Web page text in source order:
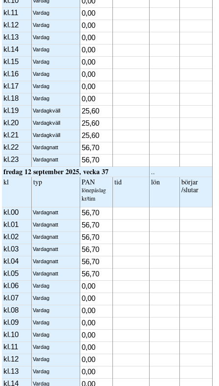
kl.11
Vardag
0,00
kl.12
Vardag
0,00
kl.13
Vardag
0,00
kl.14
Vardag
0,00
kl.15
Vardag
0,00
kl.16
Vardag
0,00
kl.17
Vardag
0,00
kl.18
Vardag
0,00
kl.19
Vardagkväll
25,60
kl.20
Vardagkväll
25,60
kl.21
Vardagkväll
25,60
kl.22
Vardagnatt
56,70
kl.23
Vardagnatt 56,70
fredag 12 september 2025, vecka 37
..
kl
typ PAN
löne­påslag
kr/tim
tid lön
börjar
/slutar
kl.00 Vardagnatt
56,70
kl.01
Vardagnatt
56,70
kl.02
Vardagnatt
56,70
kl.03
Vardagnatt
56,70
kl.04
Vardagnatt
56,70
kl.05
Vardagnatt
56,70
kl.06
Vardag
0,00
kl.07
Vardag
0,00
kl.08
Vardag
0,00
kl.09
Vardag
0,00
kl.10
Vardag
0,00
kl.11
Vardag
0,00
kl.12
Vardag
0,00
kl.13
Vardag
0,00
kl.14
Vardag 0,00